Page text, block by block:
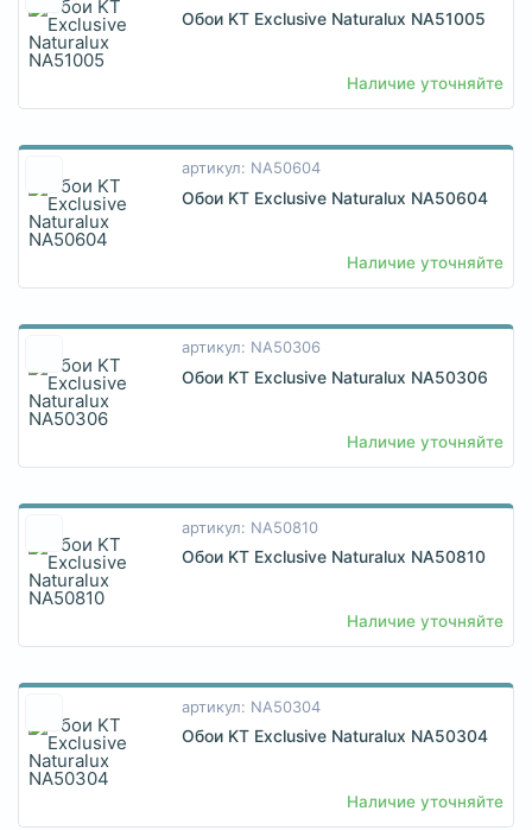
Обои KT Exclusive Naturalux NA51005
Наличие уточняйте
артикул: NA50604
Обои KT Exclusive Naturalux NA50604
Наличие уточняйте
артикул: NA50306
Обои KT Exclusive Naturalux NA50306
Наличие уточняйте
артикул: NA50810
Обои KT Exclusive Naturalux NA50810
Наличие уточняйте
артикул: NA50304
Обои KT Exclusive Naturalux NA50304
Наличие уточняйте